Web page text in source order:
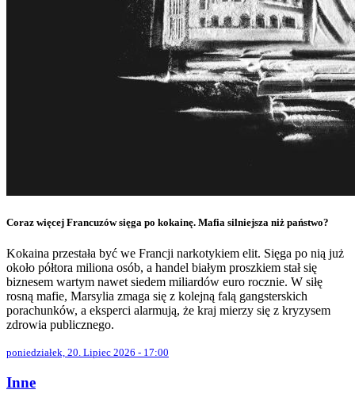
Coraz więcej Francuzów sięga po kokainę. Mafia silniejsza niż państwo?
Kokaina przestała być we Francji narkotykiem elit. Sięga po nią już
około półtora miliona osób, a handel białym proszkiem stał się
biznesem wartym nawet siedem miliardów euro rocznie. W siłę
rosną mafie, Marsylia zmaga się z kolejną falą gangsterskich
porachunków, a eksperci alarmują, że kraj mierzy się z kryzysem
zdrowia publicznego.
poniedziałek, 20. Lipiec 2026 - 17:00
Inne